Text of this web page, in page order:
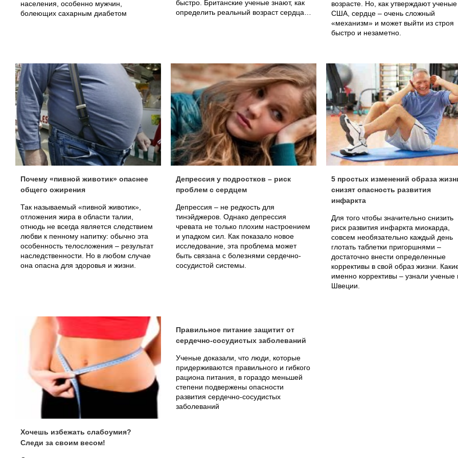
населения, особенно мужчин,
болеющих сахарным диабетом
быстро. Британские ученые знают, как
определить реальный возраст сердца…
возрасте. Но, как утверждают ученые
США, сердце – очень сложный
«механизм» и может выйти из строя
быстро и незаметно.
Почему «пивной животик» опаснее
общего ожирения
Так называемый «пивной животик»,
отложения жира в области талии,
отнюдь не всегда является следствием
любви к пенному напитку: обычно эта
особенность телосложения – результат
наследственности. Но в любом случае
она опасна для здоровья и жизни.
Депрессия у подростков – риск
проблем с сердцем
Депрессия – не редкость для
тинэйджеров. Однако депрессия
чревата не только плохим настроением
и упадком сил. Как показало новое
исследование, эта проблема может
быть связана с болезнями сердечно-
сосудистой системы.
5 простых изменений образа
снизят опасность развития
инфаркта
Для того чтобы значительно снизить
риск развития инфаркта миокарда,
совсем необязательно каждый день
глотать таблетки пригоршнями –
достаточно внести определенные
коррективы в свой образ жизни.
именно коррективы – узнали ученые
Швеции.
Хочешь избежать слабоумия?
Следи за своим весом!
Правильное питание защитит от
сердечно-сосудистых заболеваний
Ученые доказали, что люди, которые
придерживаются правильного и гибкого
рациона питания, в гораздо меньшей
степени подвержены опасности
развития сердечно-сосудистых
заболеваний